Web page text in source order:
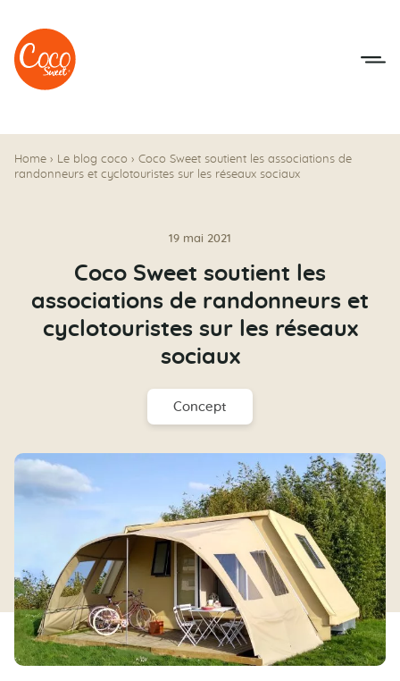
Aller au menu
Aller au contenu
Home › Le blog coco › Coco Sweet soutient les associations de
randonneurs et cyclotouristes sur les réseaux sociaux
19 mai 2021
Coco Sweet soutient les
associations de randonneurs et
cyclotouristes sur les réseaux
sociaux
Concept